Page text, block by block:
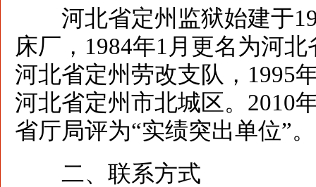
河北省定州监狱始建于
床厂，1984年1月更名为河
河北省定州劳改支队，1995
河北省定州市北城区。2010
省厅局评为“实绩突出单位”。
二、联系方式